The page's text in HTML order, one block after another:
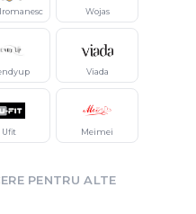
Wojas
Viada
Ufit Meimei
PENTRU ALTE